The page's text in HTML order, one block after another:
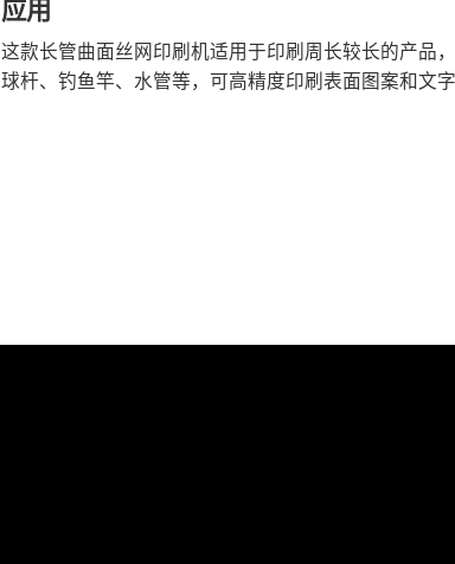
应用
这款长管曲面丝网印刷机适用于印刷周长较长的产品
球杆、钓鱼竿、水管等，可高精度印刷表面图案和文字